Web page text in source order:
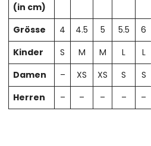
(in cm)
Grösse 4 4.5 5 5.5 6
Kinder
S M M L L
Damen
– XS XS S S
Herren
– – – – –